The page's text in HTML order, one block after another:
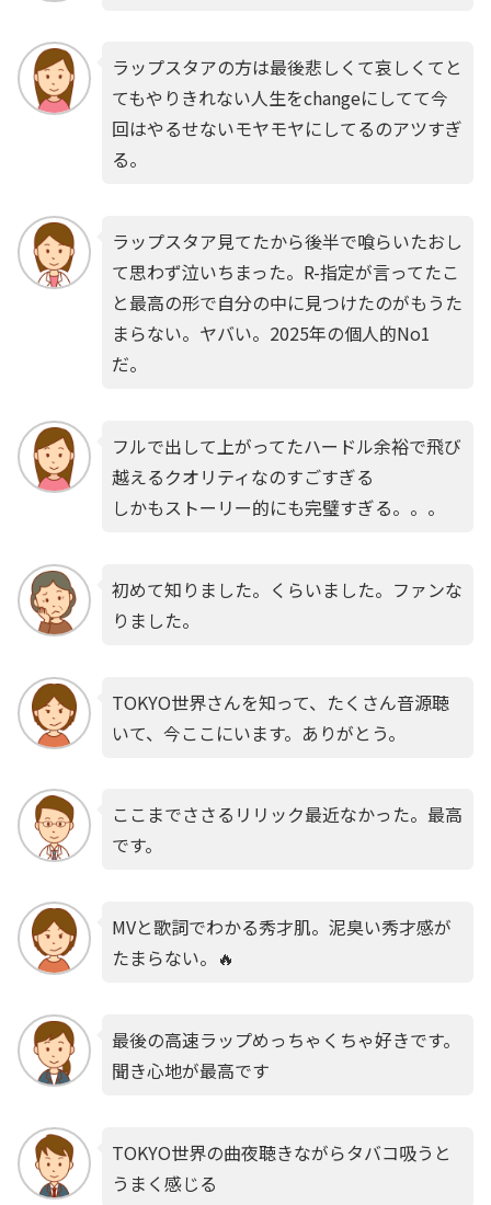
ラップスタアの方は最後悲しくて哀しくてと
てもやりきれない人生をchangeにしてて今
回はやるせないモヤモヤにしてるのアツすぎ
る。
ラップスタア見てたから後半で喰らいたおし
て思わず泣いちまった。R-指定が言ってたこ
と最高の形で自分の中に見つけたのがもうた
まらない。ヤバい。2025年の個人的No1
だ。
フルで出して上がってたハードル余裕で飛び
越えるクオリティなのすごすぎる
しかもストーリー的にも完璧すぎる。。。
初めて知りました。くらいました。ファンな
りました。
TOKYO世界さんを知って、たくさん音源聴
いて、今ここにいます。ありがとう。
ここまでささるリリック最近なかった。最高
です。
MVと歌詞でわかる秀才肌。泥臭い秀才感が
たまらない。🔥
最後の高速ラップめっちゃくちゃ好きです。
聞き心地が最高です
TOKYO世界の曲夜聴きながらタバコ吸うと
うまく感じる